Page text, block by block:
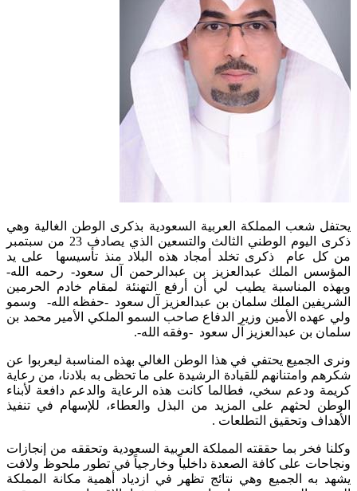
​يحتفل شعب المملكة العربية السعودية بذكرى الوطن الغالية وهي
ذكرى اليوم الوطني الثالث والتسعين الذي يصادف 23 من سبتمبر
من كل عام ذكرى تخلد أمجاد هذه البلاد منذ تأسيسها على يد
المؤسس الملك عبدالعزيز بن عبدالرحمن آل سعود- رحمه الله-
وبهذه المناسبة يطيب لي أن أرفع التهنئة لمقام خادم الحرمين
الشريفين الملك سلمان بن عبدالعزيز آل سعود -حفظه الله- وسمو
ولي عهده الأمين وزير الدفاع صاحب السمو الملكي الأمير محمد بن
سلمان بن عبدالعزيز آل سعود -وفقه الله-.
ونرى الجميع يحتفي في هذا الوطن الغالي بهذه المناسبة ليعربوا عن
شكرهم وامتنانهم للقيادة الرشيدة على ما تحظى به بلادنا، من رعاية
كريمة ودعم سخي، فطالما كانت هذه الرعاية والدعم دافعة لأبناء
الوطن لحثهم على المزيد من البذل والعطاء، للإسهام في تنفيذ
الأهداف وتحقيق التطلعات .
وكلنا فخر بما حققته المملكة العربية السعودية وتحققه من إنجازات
ونجاحات على كافة الصعدة داخلياً وخارجياً في تطور ملحوظ ولافت
يشهد به الجميع وهي نتائج تظهر في ازدياد أهمية مكانة المملكة